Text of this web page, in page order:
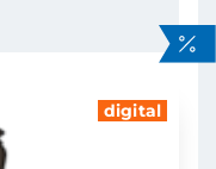
digital